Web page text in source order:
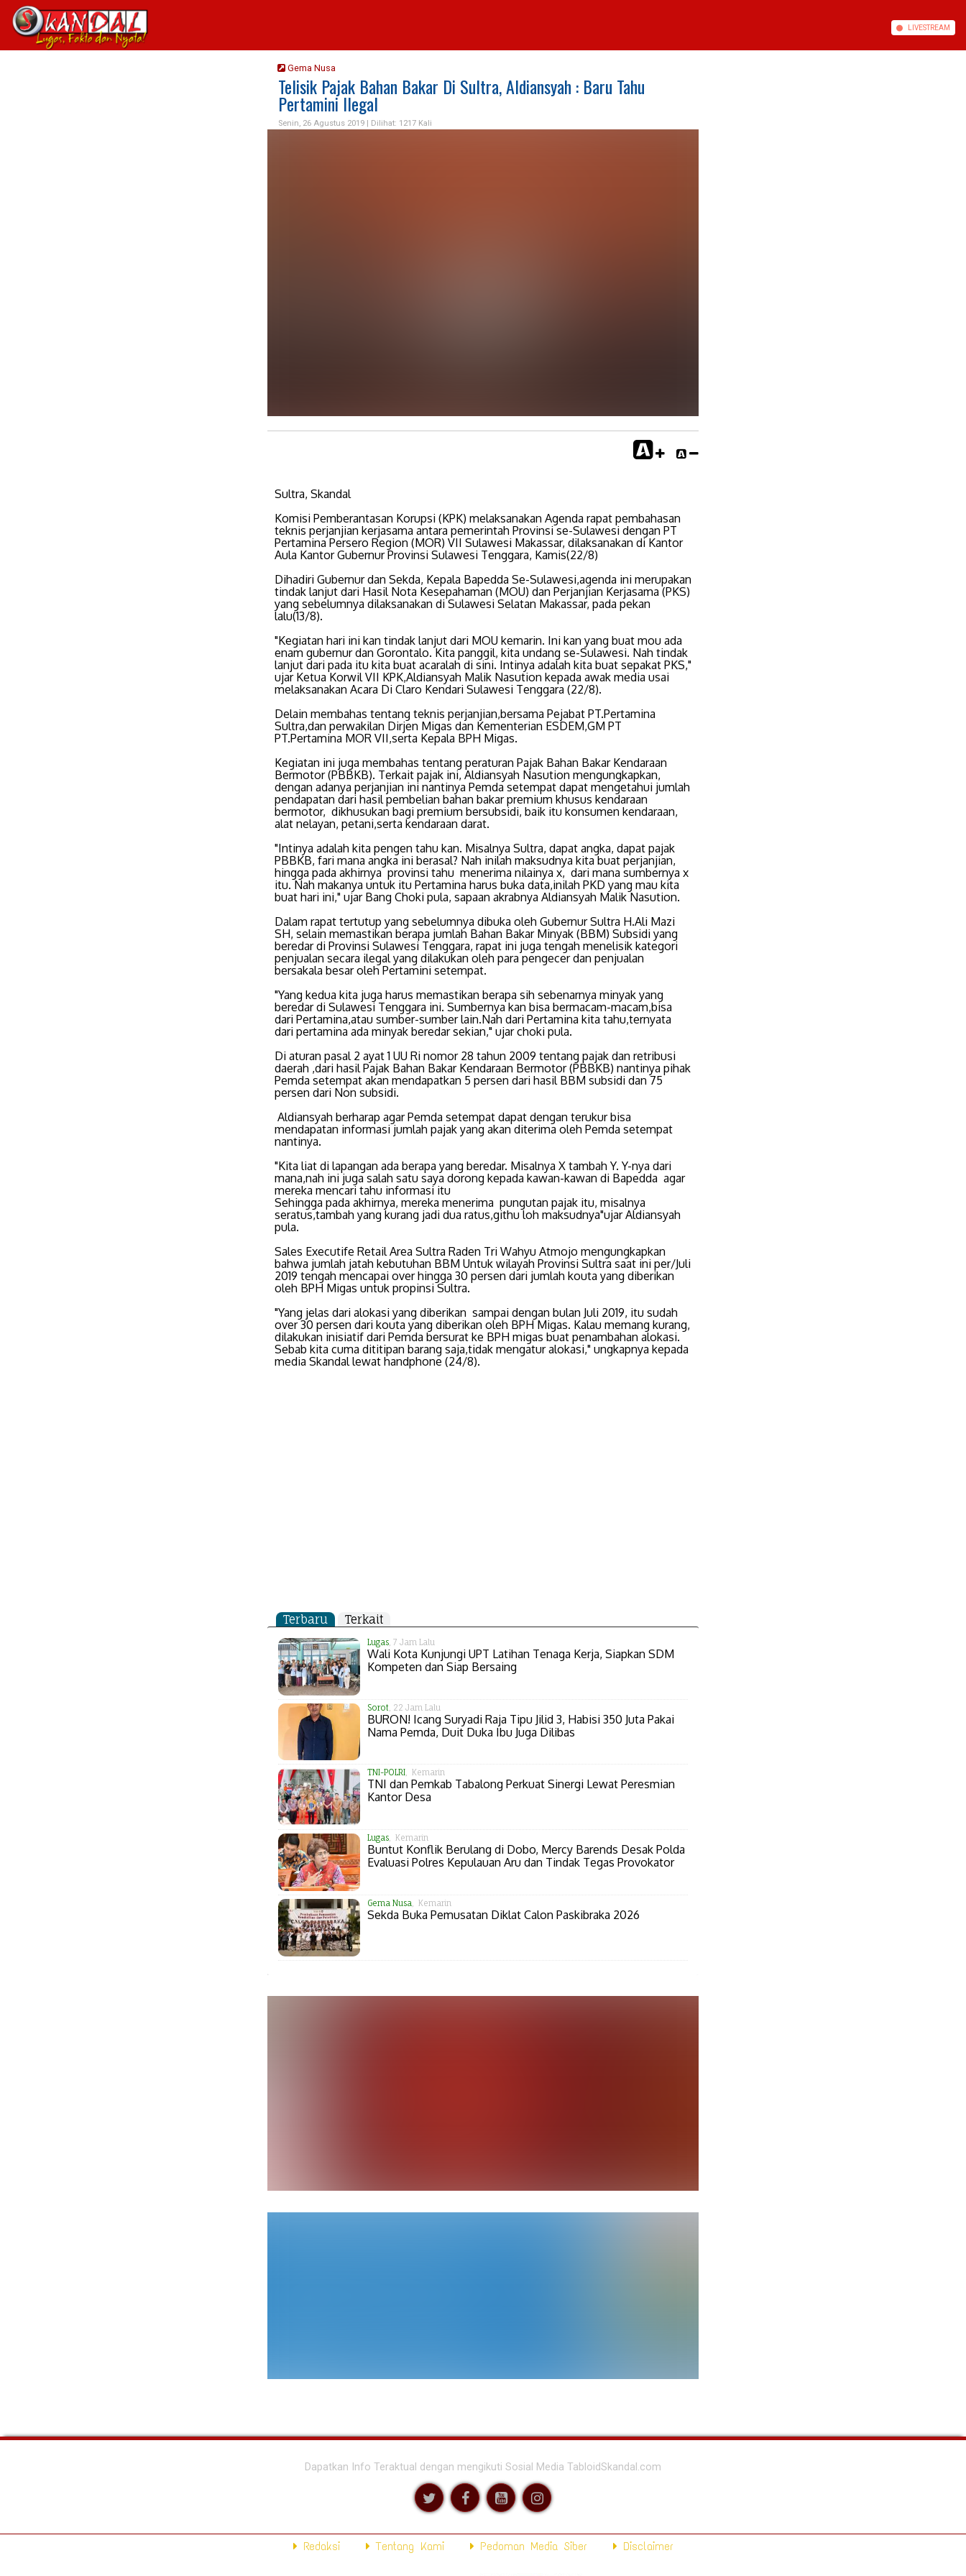
LIVESTREAM
Gema Nusa
Telisik Pajak Bahan Bakar Di Sultra, Aldiansyah : Baru Tahu
Pertamini Ilegal
Senin, 26 Agustus 2019 | Dilihat: 1217 Kali
Sultra, Skandal
Komisi Pemberantasan Korupsi (KPK) melaksanakan Agenda rapat pembahasan
teknis perjanjian kerjasama antara pemerintah Provinsi se-Sulawesi dengan PT
Pertamina Persero Region (MOR) VII Sulawesi Makassar, dilaksanakan di Kantor
Aula Kantor Gubernur Provinsi Sulawesi Tenggara, Kamis(22/8)
Dihadiri Gubernur dan Sekda, Kepala Bapedda Se-Sulawesi,agenda ini merupakan
tindak lanjut dari Hasil Nota Kesepahaman (MOU) dan Perjanjian Kerjasama (PKS)
yang sebelumnya dilaksanakan di Sulawesi Selatan Makassar, pada pekan
lalu(13/8).
"Kegiatan hari ini kan tindak lanjut dari MOU kemarin. Ini kan yang buat mou ada
enam gubernur dan Gorontalo. Kita panggil, kita undang se-Sulawesi. Nah tindak
lanjut dari pada itu kita buat acaralah di sini. Intinya adalah kita buat sepakat PKS,"
ujar Ketua Korwil VII KPK,Aldiansyah Malik Nasution kepada awak media usai
melaksanakan Acara Di Claro Kendari Sulawesi Tenggara (22/8).
Delain membahas tentang teknis perjanjian,bersama Pejabat PT.Pertamina
Sultra,dan perwakilan Dirjen Migas dan Kementerian ESDEM,GM PT
PT.Pertamina MOR VII,serta Kepala BPH Migas.
Kegiatan ini juga membahas tentang peraturan Pajak Bahan Bakar Kendaraan
Bermotor (PBBKB). Terkait pajak ini, Aldiansyah Nasution mengungkapkan,
dengan adanya perjanjian ini nantinya Pemda setempat dapat mengetahui jumlah
pendapatan dari hasil pembelian bahan bakar premium khusus kendaraan
bermotor, dikhusukan bagi premium bersubsidi, baik itu konsumen kendaraan,
alat nelayan, petani,serta kendaraan darat.
"Intinya adalah kita pengen tahu kan. Misalnya Sultra, dapat angka, dapat pajak
PBBKB, fari mana angka ini berasal? Nah inilah maksudnya kita buat perjanjian,
hingga pada akhirnya provinsi tahu menerima nilainya x, dari mana sumbernya x
itu. Nah makanya untuk itu Pertamina harus buka data,inilah PKD yang mau kita
buat hari ini," ujar Bang Choki pula, sapaan akrabnya Aldiansyah Malik Nasution.
Dalam rapat tertutup yang sebelumnya dibuka oleh Gubernur Sultra H.Ali Mazi
SH, selain memastikan berapa jumlah Bahan Bakar Minyak (BBM) Subsidi yang
beredar di Provinsi Sulawesi Tenggara, rapat ini juga tengah menelisik kategori
penjualan secara ilegal yang dilakukan oleh para pengecer dan penjualan
bersakala besar oleh Pertamini setempat.
"Yang kedua kita juga harus memastikan berapa sih sebenarnya minyak yang
beredar di Sulawesi Tenggara ini. Sumbernya kan bisa bermacam-macam,bisa
dari Pertamina,atau sumber-sumber lain.Nah dari Pertamina kita tahu,ternyata
dari pertamina ada minyak beredar sekian," ujar choki pula.
Di aturan pasal 2 ayat 1 UU Ri nomor 28 tahun 2009 tentang pajak dan retribusi
daerah ,dari hasil Pajak Bahan Bakar Kendaraan Bermotor (PBBKB) nantinya pihak
Pemda setempat akan mendapatkan 5 persen dari hasil BBM subsidi dan 75
persen dari Non subsidi.
Aldiansyah berharap agar Pemda setempat dapat dengan terukur bisa
mendapatan informasi jumlah pajak yang akan diterima oleh Pemda setempat
nantinya.
"Kita liat di lapangan ada berapa yang beredar. Misalnya X tambah Y. Y-nya dari
mana,nah ini juga salah satu saya dorong kepada kawan-kawan di Bapedda agar
mereka mencari tahu informasi itu
Sehingga pada akhirnya, mereka menerima pungutan pajak itu, misalnya
seratus,tambah yang kurang jadi dua ratus,githu loh maksudnya"ujar Aldiansyah
pula.
Sales Executife Retail Area Sultra Raden Tri Wahyu Atmojo mengungkapkan
bahwa jumlah jatah kebutuhan BBM Untuk wilayah Provinsi Sultra saat ini per/Juli
2019 tengah mencapai over hingga 30 persen dari jumlah kouta yang diberikan
oleh BPH Migas untuk propinsi Sultra.
"Yang jelas dari alokasi yang diberikan sampai dengan bulan Juli 2019, itu sudah
over 30 persen dari kouta yang diberikan oleh BPH Migas. Kalau memang kurang,
dilakukan inisiatif dari Pemda bersurat ke BPH migas buat penambahan alokasi.
Sebab kita cuma dititipan barang saja,tidak mengatur alokasi," ungkapnya kepada
media Skandal lewat handphone (24/8).
Terbaru Terkait
Lugas, 7 Jam Lalu
Wali Kota Kunjungi UPT Latihan Tenaga Kerja, Siapkan SDM
Kompeten dan Siap Bersaing
Sorot , 22 Jam Lalu
BURON! Icang Suryadi Raja Tipu Jilid 3, Habisi 350 Juta Pakai
Nama Pemda, Duit Duka Ibu Juga Dilibas
TNI-POLRI, Kemarin
TNI dan Pemkab Tabalong Perkuat Sinergi Lewat Peresmian
Kantor Desa
Lugas, Kemarin
Buntut Konflik Berulang di Dobo, Mercy Barends Desak Polda
Evaluasi Polres Kepulauan Aru dan Tindak Tegas Provokator
Gema Nusa, Kemarin
Sekda Buka Pemusatan Diklat Calon Paskibraka 2026
Dapatkan Info Teraktual dengan mengikuti Sosial Media TabloidSkandal.com
Redaksi Tentang Kami Pedoman Media Siber Disclaimer